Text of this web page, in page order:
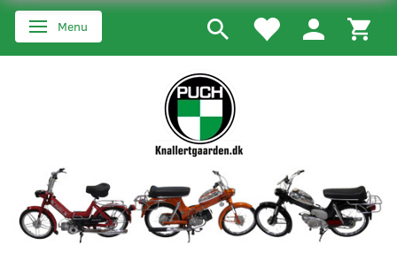
Skifte navigation
Menu